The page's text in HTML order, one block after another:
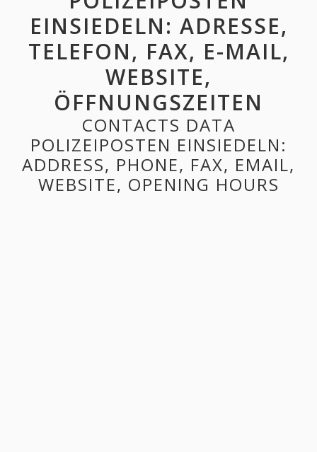
EINSIEDELN: ADRESSE,
TELEFON, FAX, E-MAIL,
WEBSITE,
ÖFFNUNGSZEITEN
CONTACTS DATA
POLIZEIPOSTEN EINSIEDELN:
ADDRESS, PHONE, FAX, EMAIL,
WEBSITE, OPENING HOURS